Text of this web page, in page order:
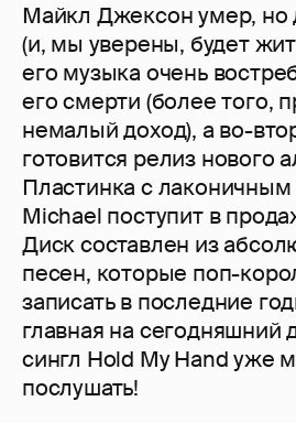
Майкл Джексон умер, но
(и, мы уверены, будет
его музыка очень
его смерти (более того,
немалый доход), а во-
готовится релиз нового
Пластинка с
Michael поступит в
Диск составлен из
песен, которые поп-
записать в последние
главная на сегодняшний
сингл Hold My Hand уже
послушать!